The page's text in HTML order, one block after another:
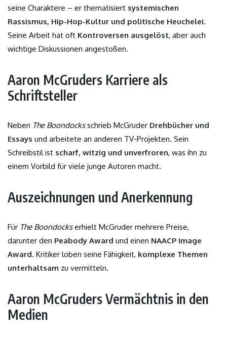
seine Charaktere – er thematisiert systemischen
Rassismus, Hip-Hop-Kultur und politische Heuchelei.
Seine Arbeit hat oft Kontroversen ausgelöst, aber auch
wichtige Diskussionen angestoßen.
Aaron McGruders Karriere als
Schriftsteller
Neben The Boondocksschrieb McGruder Drehbücher und
Essays und arbeitete an anderen TV-Projekten. Sein
Schreibstil ist scharf, witzig und unverfroren, was ihn zu
einem Vorbild für viele junge Autoren macht.
Auszeichnungen und Anerkennung
Für The Boondockserhielt McGruder mehrere Preise,
darunter den Peabody Award und einen NAACP Image
Award. Kritiker loben seine Fähigkeit, komplexe Themen
unterhaltsam zu vermitteln.
Aaron McGruders Vermächtnis in den
Medien